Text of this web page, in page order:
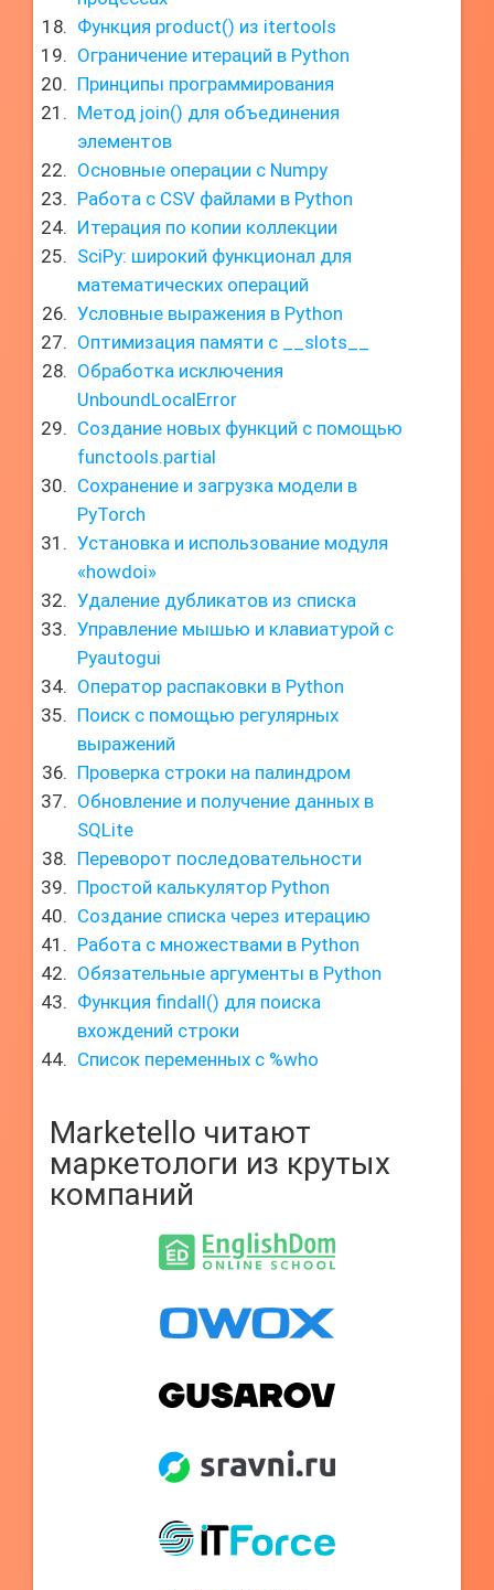
Функция product() из itertools
Ограничение итераций в Python
Принципы программирования
Метод join() для объединения
элементов
Основные операции с Numpy
Работа с CSV файлами в Python
Итерация по копии коллекции
SciPy: широкий функционал для
математических операций
Условные выражения в Python
Оптимизация памяти с __slots__
Обработка исключения
UnboundLocalError
Создание новых функций с помощью
functools.partial
Сохранение и загрузка модели в
PyTorch
Установка и использование модуля
«howdoi»
Удаление дубликатов из списка
Управление мышью и клавиатурой с
Pyautogui
Оператор распаковки в Python
Поиск с помощью регулярных
выражений
Проверка строки на палиндром
Обновление и получение данных в
SQLite
Переворот последовательности
Простой калькулятор Python
Создание списка через итерацию
Работа с множествами в Python
Обязательные аргументы в Python
Функция findall() для поиска
вхождений строки
Список переменных с %who
Marketello читают
маркетологи из крутых
компаний